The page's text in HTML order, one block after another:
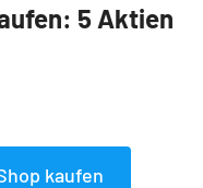
5 Aktien
kaufen